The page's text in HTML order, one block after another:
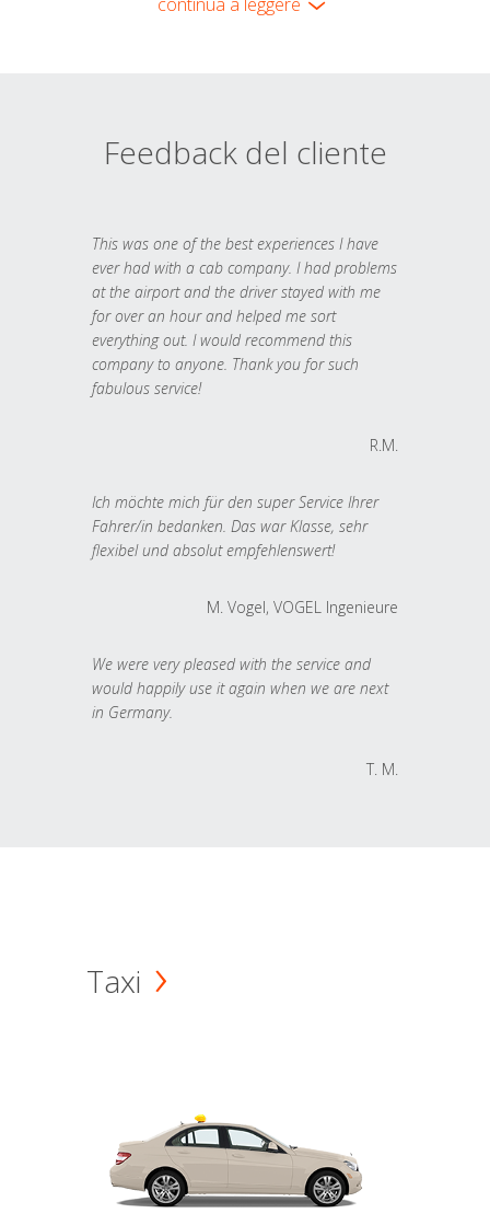
Feedback del cliente
This was one of the best experiences I have
ever had with a cab company. I had problems
at the airport and the driver stayed with me
for over an hour and helped me sort
everything out. I would recommend this
company to anyone. Thank you for such
fabulous service!
R.M.
Ich möchte mich für den super Service Ihrer
Fahrer/in bedanken. Das war Klasse, sehr
flexibel und absolut empfehlenswert!
M. Vogel, VOGEL Ingenieure
We were very pleased with the service and
would happily use it again when we are next
in Germany.
T. M.
Taxi